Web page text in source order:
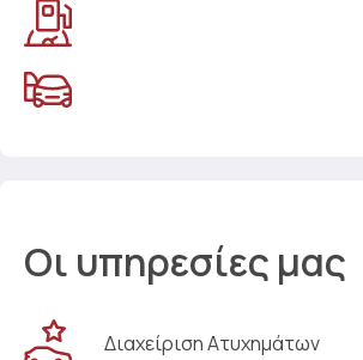
Οι υπηρεσίες μας
Διαχείριση Ατυχημάτων